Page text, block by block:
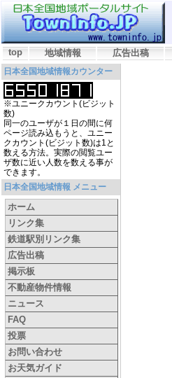
top 地域情報 広告出稿
日本全国地域情報カウンター
※ユニークカウント(ビジット
数)
同一のユーザが１日の間に何
ページ読み込もうと、ユニー
クカウント(ビジット数)は1と
数える方法。実際の閲覧ユー
ザ数に近い人数を数える事が
できます。
日本全国地域情報 メニュー
ホーム
リンク集
鉄道駅別リンク集
広告出稿
掲示板
不動産物件情報
ニュース
FAQ
投票
お問い合わせ
お天気ガイド